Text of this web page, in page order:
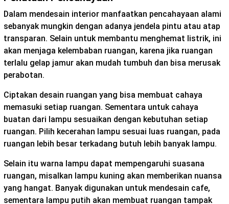
Dalam mendesain interior manfaatkan pencahayaan alami
sebanyak mungkin dengan adanya jendela pintu atau atap
transparan. Selain untuk membantu menghemat listrik, ini
akan menjaga kelembaban ruangan, karena jika ruangan
terlalu gelap jamur akan mudah tumbuh dan bisa merusak
perabotan.
Ciptakan desain ruangan yang bisa membuat cahaya
memasuki setiap ruangan. Sementara untuk cahaya
buatan dari lampu sesuaikan dengan kebutuhan setiap
ruangan. Pilih kecerahan lampu sesuai luas ruangan, pada
ruangan lebih besar terkadang butuh lebih banyak lampu.
Selain itu warna lampu dapat mempengaruhi suasana
ruangan, misalkan lampu kuning akan memberikan nuansa
yang hangat. Banyak digunakan untuk mendesain cafe,
sementara lampu putih akan membuat ruangan tampak